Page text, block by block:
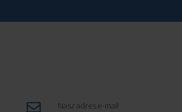
Nasz adres e-mail